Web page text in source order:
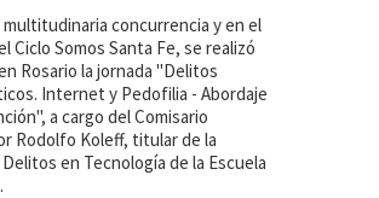
multitudinaria concurrencia y en el
Ciclo Somos Santa Fe, se realizó
Rosario la jornada "Delitos
Internet y Pedofilia - Abordaje
a cargo del Comisario
Rodolfo Koleff, titular de la
en Tecnología de la Escuela